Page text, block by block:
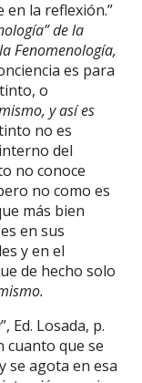
en la reflexión.”
de la
Fenomenología,
es para
o
y así es
no es
del
no conoce
no como es
más bien
en sus
y en el
de hecho solo
”, Ed. Losada, p.
cuanto que se
se agota en esa